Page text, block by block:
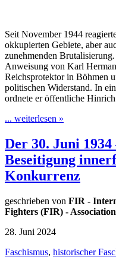
Seit November 1944
okkupierten Gebiete, aber
zunehmenden
Anweisung von Karl
Reichsprotektor in Böhmen
politischen Widerstand. In
ordnete er öffentliche
... weiterlesen »
Der 30. Juni
Beseitigung
Konkurrenz
geschrieben von FIR -
Fighters (FIR) -
28. Juni 2024
Faschismus, historischer